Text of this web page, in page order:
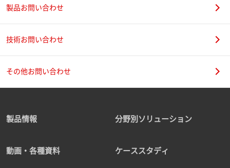
製品お問い合わせ
技術お問い合わせ
その他お問い合わせ
製品情報 分野別ソリューション
動画・各種資料 ケーススタディ